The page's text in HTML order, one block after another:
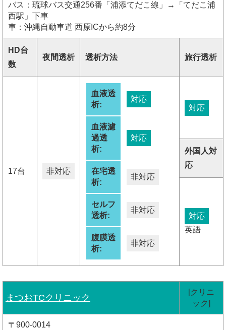
バス：琉球バス交通256番「浦添てだこ線」→「てだこ浦
西駅」下車
車：沖縄自動車道 西原ICから約8分
HD台
数
夜間透析 透析方法 旅行透析
17台 非対応
血液透
析:
対応
血液濾
過透
析:
対応
在宅透
析:
非対応
セルフ
透析:
非対応
腹膜透
析:
非対応
対応
外国人対
応
対応
英語
まつおTCクリニック
[クリニ
ック]
〒900-0014